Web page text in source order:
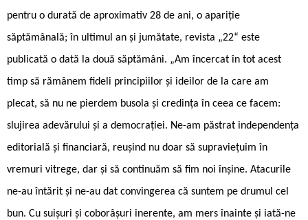
pentru o durată de aproximativ 28 de ani, o apariție
săptămânală; în ultimul an și jumătate, revista „22“ este
publicată o dată la două săptămâni. „Am încercat în tot acest
timp să rămânem fideli principiilor și ideilor de la care am
plecat, să nu ne pierdem busola și cre­din­ța în ceea ce facem:
slujirea adevărului și a democrației. Ne-am păstrat indepen­dența
editorială și financiară, reu­șind nu doar să supra­viețuim în
vremuri vitrege, dar și să continuăm să fim noi înșine. Ata­curile
ne-au întărit și ne-au dat convingerea că suntem pe drumul cel
bun. Cu suișuri și coborâșuri inerente, am mers înainte și iată-ne